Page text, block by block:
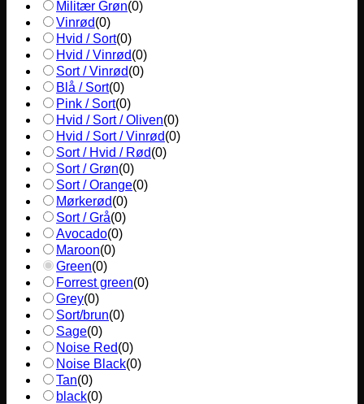
Militær Grøn(0)
Vinrød(0)
Hvid / Sort(0)
Hvid / Vinrød(0)
Sort / Vinrød(0)
Blå / Sort(0)
Pink / Sort(0)
Hvid / Sort / Oliven(0)
Hvid / Sort / Vinrød(0)
Sort / Hvid / Rød(0)
Sort / Grøn(0)
Sort / Orange(0)
Mørkerød(0)
Sort / Grå(0)
Avocado(0)
Maroon(0)
Green(0)
Forrest green(0)
Grey(0)
Sort/brun(0)
Sage(0)
Noise Red(0)
Noise Black(0)
Tan(0)
black(0)